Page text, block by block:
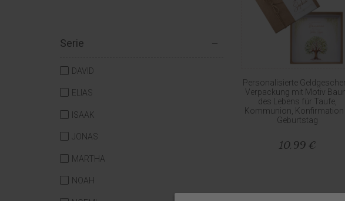
Serie
DAVID
ELIAS
ISAAK
JONAS
MARTHA
NOAH
Personalisierte
Verpackung mit Motiv
des Lebens für Taufe,
Kommunion, Konfirmation
Geburtstag
10,99 €